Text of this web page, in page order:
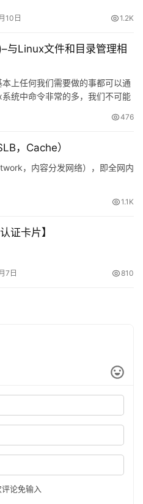
10日 1.2K
与Linux文件和目录管理相
上任何我们需要做的事都可以通
统中命令非常的多，我们不可能
476
，Cache）
，内容分发网络），即全网内
1.1K
证卡片】
7日 810
论免输入